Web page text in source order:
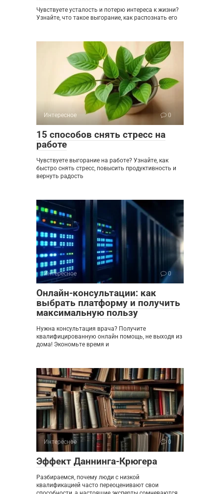
Чувствуете усталость и потерю интереса к жизни?
Узнайте, что такое выгорание, как распознать его
Интересное 0
15 способов снять стресс на
работе
Чувствуете выгорание на работе? Узнайте, как
быстро снять стресс, повысить продуктивность и
вернуть радость
Интересное 0
Онлайн-консультации: как
выбрать платформу и получить
максимальную пользу
Нужна консультация врача? Получите
квалифицированную онлайн помощь, не выходя из
дома! Экономьте время и
Интересное 0
Эффект Даннинга-Крюгера
Разбираемся, почему люди с низкой
квалификацией часто переоценивают свои